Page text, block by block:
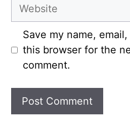
Website
Save my name,
this browser for the
comment.